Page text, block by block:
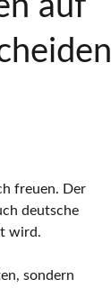
freuen. Der
deutsche
wird.
sondern